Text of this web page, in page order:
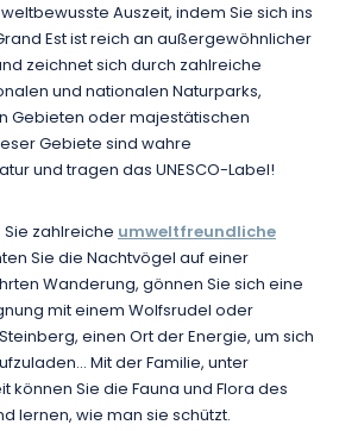
Auszeit, indem Sie sich ins
Est ist reich an außergewöhnlicher
zeichnet sich durch zahlreiche
und nationalen Naturparks,
Gebieten oder majestätischen
Gebiete sind wahre
und tragen das UNESCO-Label!
zahlreicheumweltfreundliche
Sie die Nachtvögel auf einer
Wanderung, gönnen Sie sich eine
mit einem Wolfsrudel oder
einen Ort der Energie, um sich
Mit der Familie, unter
können Sie die Fauna und Flora des
lernen, wie man sie schützt.